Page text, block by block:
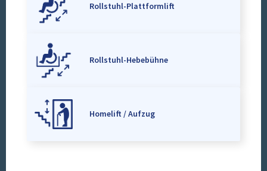
Rollstuhl-Plattformlift
Rollstuhl-Hebebühne
Homelift / Aufzug